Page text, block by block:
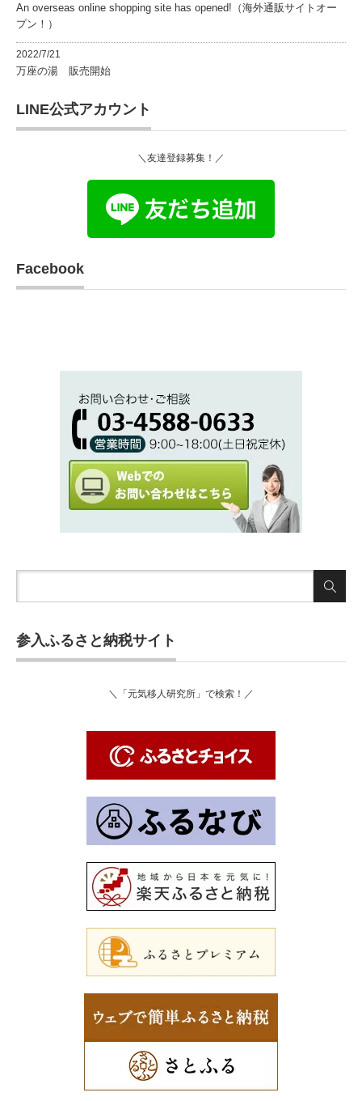
An overseas online shopping site has opened!（海外通販サイトオー
プン！）
2022/7/21
万座の湯 販売開始
LINE公式アカウント
＼友達登録募集！／
Facebook
参入ふるさと納税サイト
＼「元気移人研究所」で検索！／